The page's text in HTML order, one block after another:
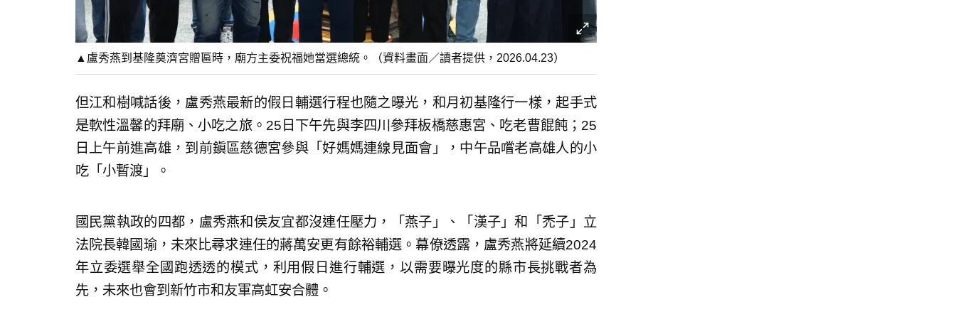
▲盧秀燕到基隆奠濟宮贈匾時，廟方主委祝福她當選總統。（資料畫面／讀者提供，2026.04.23）
但江和樹喊話後，盧秀燕最新的假日輔選行程也隨之曝光，和月初基隆行一樣，起手式
是軟性溫馨的拜廟、小吃之旅。25日下午先與李四川參拜板橋慈惠宮、吃老曹餛飩；25
日上午前進高雄，到前鎭區慈德宮參與「好媽媽連線見面會」，中午品嚐老高雄人的小
吃「小暫渡」。
國民黨執政的四都，盧秀燕和侯友宜都沒連任壓力，「燕子」、「漢子」和「禿子」立
法院長韓國瑜，未來比尋求連任的蔣萬安更有餘裕輔選。幕僚透露，盧秀燕將延續2024
年立委選舉全國跑透透的模式，利用假日進行輔選，以需要曝光度的縣市長挑戰者為
先，未來也會到新竹市和友軍高虹安合體。